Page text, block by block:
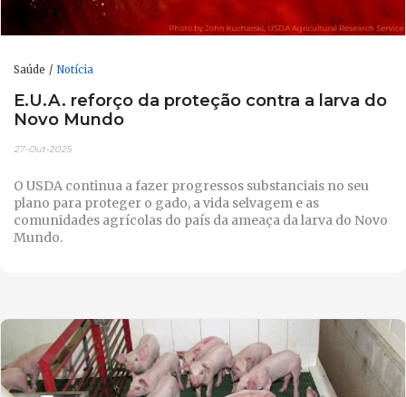
Saúde Notícia
E.U.A. reforço da proteção contra a larva do
Novo Mundo
27-Out-2025
O USDA continua a fazer progressos substanciais no seu
plano para proteger o gado, a vida selvagem e as
comunidades agrícolas do país da ameaça da larva do Novo
Mundo.